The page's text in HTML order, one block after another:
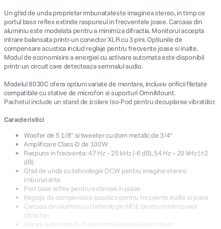
7. card memorie
8. ulanzi
10. godox
Un ghid de unda proprietar imbunatateste imaginea stereo, in timp ce
portul bass reflex extinde raspunsul in frecventele joase. Carcasa din
aluminiu este modelata pentru a minimiza difractia. Monitorul accepta
intrare balansata printr-un conector XLR cu 3 pini. Optiunile de
compensare acustica includ reglaje pentru frecvente joase si inalte.
Modul de economisire a energiei cu activare automata este disponibil
printr-un circuit care detecteaza semnalul audio.
Modelul 8030C ofera optiuni variate de montare, inclusiv orificii filetate
compatibile cu stative de microfon si suporturi OmniMount.
Pachetul include un stand de izolare Iso-Pod pentru decuplarea vibratiilor.
Caracteristici
Woofer de 5 1/8" si tweeter cu dom metalic de 3/4"
Amplificare Class-D de 100W
Raspuns in frecventa: 47 Hz – 25 kHz (-6 dB), 54 Hz – 20 kHz (±2
dB)
Ghid de unda cu tehnologie DCW pentru imagine stereo
imbunatatita
Port bass reflex pentru extensie in joase
Reglaje de compensare acustica pentru frecvente inalte si joase
Carcasa din aluminiu cu tehnologie MDE pentru minimizarea
difractiei
Intrare balansata XLR si control al nivelului de intrare